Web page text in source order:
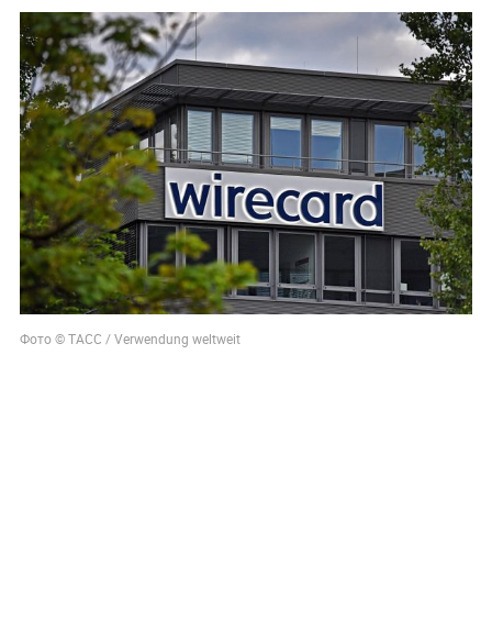
Фото © ТАСС / Verwendung weltweit